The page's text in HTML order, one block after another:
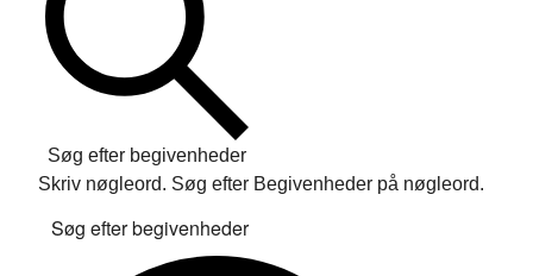
Søg efter begivenheder
Skriv nøgleord. Søg efter Begivenheder på nøgleord.